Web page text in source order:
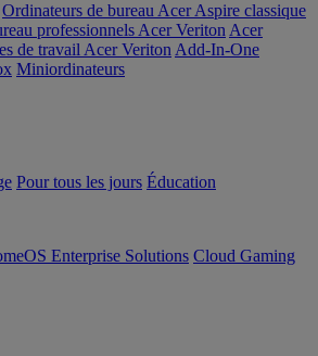
Ordinateurs de bureau Acer Aspire classique
professionnels Acer Veriton Acer
de travail Acer Veriton Add-In-One
Miniordinateurs
Pour tous les jours Éducation
Enterprise Solutions Cloud Gaming